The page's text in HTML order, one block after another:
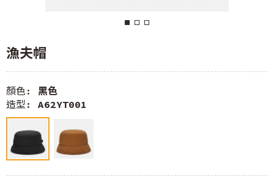
漁夫帽
顏色: 黑色
造型: A62YT001